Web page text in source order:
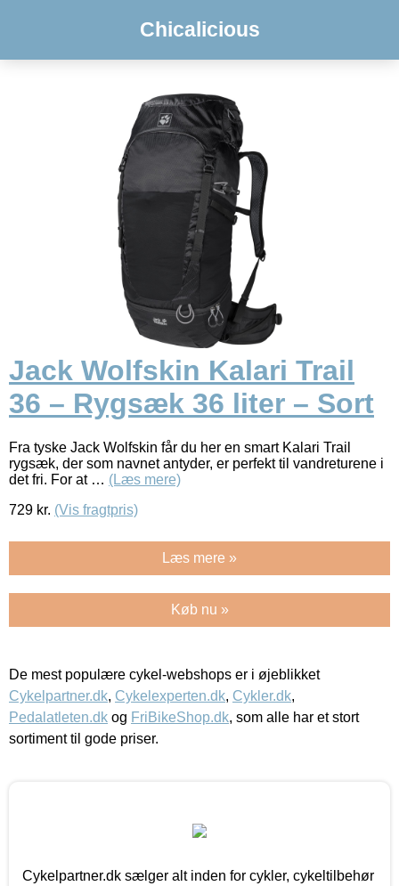
Chicalicious
Jack Wolfskin Kalari Trail
36 – Rygsæk 36 liter – Sort
Fra tyske Jack Wolfskin får du her en smart Kalari Trail
rygsæk, der som navnet antyder, er perfekt til vandreturene i
det fri. For at … (Læs mere)
729 kr. (Vis fragtpris)
Læs mere »
Køb nu »
De mest populære cykel-webshops er i øjeblikket
Cykelpartner.dk, Cykelexperten.dk, Cykler.dk,
Pedalatleten.dk og FriBikeShop.dk, som alle har et stort
sortiment til gode priser.
Cykelpartner.dk sælger alt inden for cykler, cykeltilbehør